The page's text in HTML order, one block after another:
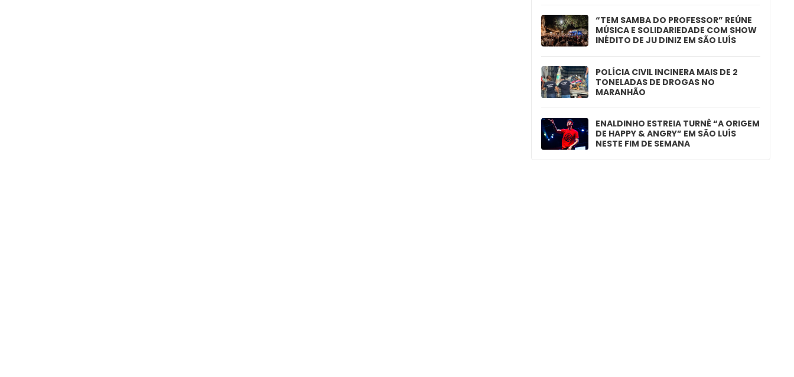
“TEM SAMBA DO PROFESSOR” REÚNE
MÚSICA E SOLIDARIEDADE COM SHOW
INÉDITO DE JU DINIZ EM SÃO LUÍS
POLÍCIA CIVIL INCINERA MAIS DE 2
TONELADAS DE DROGAS NO
MARANHÃO
ENALDINHO ESTREIA TURNÊ “A ORIGEM
DE HAPPY & ANGRY” EM SÃO LUÍS
NESTE FIM DE SEMANA